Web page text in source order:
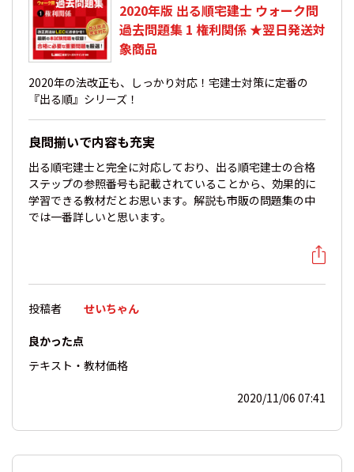
2020年版 出る順宅建士 ウォーク問
過去問題集 1 権利関係 ★翌日発送対
象商品
2020年の法改正も、しっかり対応！宅建士対策に定番の
『出る順』シリーズ！
良問揃いで内容も充実
出る順宅建士と完全に対応しており、出る順宅建士の合格
ステップの参照番号も記載されていることから、効果的に
学習できる教材だとお思います。解説も市販の問題集の中
では一番詳しいと思います。
投稿者 せいちゃん
良かった点
テキスト・教材価格
2020/11/06 07:41